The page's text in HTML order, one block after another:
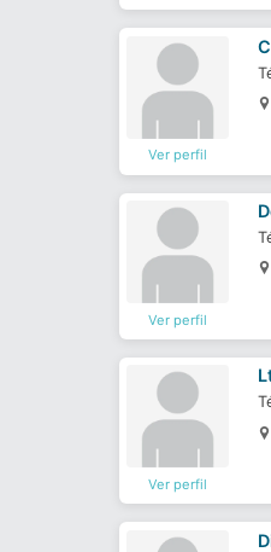
Ver perfil
Ver perfil
Ver perfil